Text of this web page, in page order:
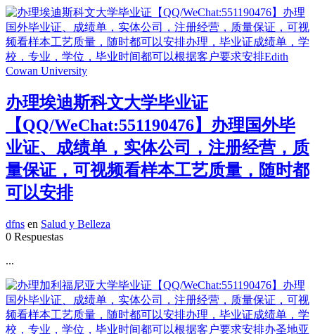
办理埃迪斯科文大学毕业证
【QQ/WeChat:551190476】办理国外毕
业证、成绩单，实体公司，注册经营，质
量保证，可视频看样本工艺质量，随时都
可以安排
dfns en Salud y Belleza
0 Respuestas
...